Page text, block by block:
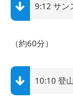
9:12 サン
（約60分）
10:10 登